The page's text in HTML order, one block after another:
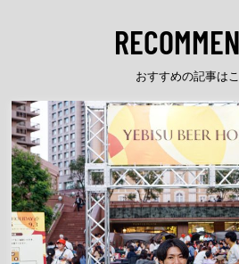
おすすめの記事は